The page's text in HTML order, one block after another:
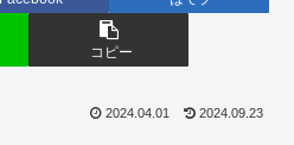
コピー
2024.04.01 2024.09.23